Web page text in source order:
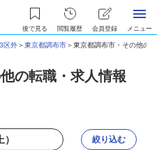
後で見る 閲覧履歴 会員登録 メニュー
区外＞東京都調布市＞東京都調布市・その他の
の転職・求人情報
絞り込む